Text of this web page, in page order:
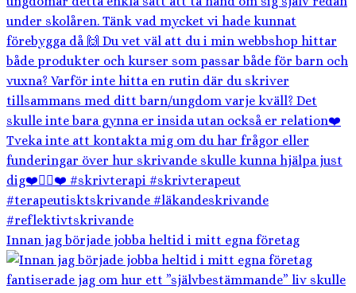
Innan jag började jobba heltid i mitt egna företag